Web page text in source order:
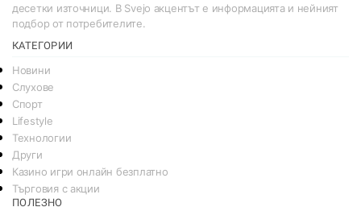
десетки източници. В Svejo акцентът е информацията и нейният
подбор от потребителите.
КАТЕГОРИИ
Новини
Слухове
Спорт
Lifestyle
Технологии
Други
Казино игри онлайн безплатно
Търговия с акции
ПОЛЕЗНО